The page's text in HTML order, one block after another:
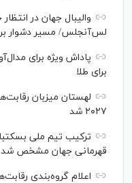
والیبال جهان در
لس‌آنجلس/ مسیر دشوار
برای طلا
۲۰۲۷ شد
ترکیب تیم ملی
قهرمانی جهان مشخص شد